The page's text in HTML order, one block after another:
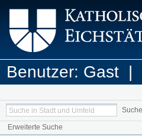
Benutzer: Gast |
Erweiterte Suche